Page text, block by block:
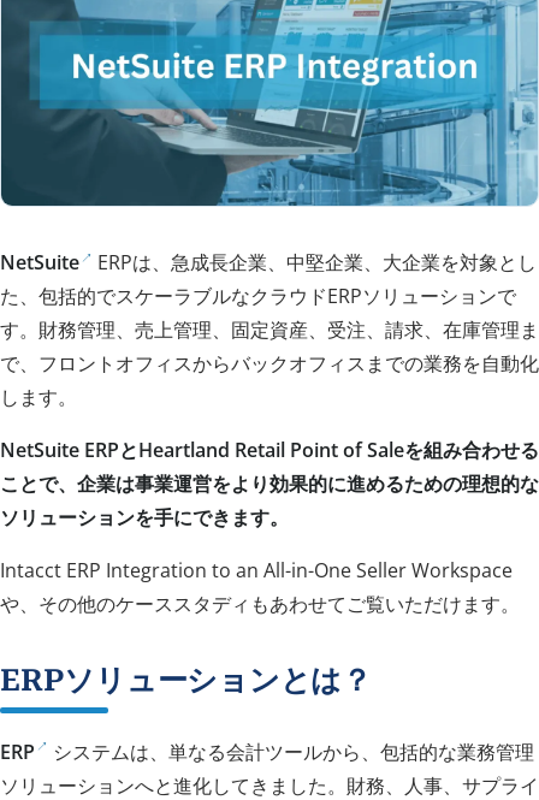
NetSuite
ERPは、急成長企業、中堅企業、大企業を対象とし
た、包括的でスケーラブルなクラウドERPソリューションで
す。財務管理、売上管理、固定資産、受注、請求、在庫管理ま
で、フロントオフィスからバックオフィスまでの業務を自動化
します。
NetSuite ERPとHeartland Retail Point of Saleを組み合わせる
ことで、企業は事業運営をより効果的に進めるための理想的な
ソリューションを手にできます。
Intacct ERP Integration to an All-in-One Seller Workspace
や、その他のケーススタディもあわせてご覧いただけます。
ERPソリューションとは？
ERP
システムは、単なる会計ツールから、包括的な業務管理
ソリューションへと進化してきました。財務、人事、サプライ